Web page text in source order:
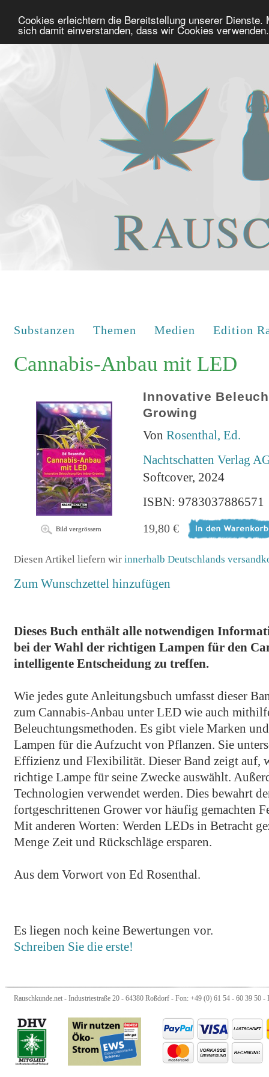
Cookies erleichtern die Bereitstellung unserer
sich damit einverstanden, dass wir Cookies
Substanzen Themen Medien Edition
Cannabis-Anbau mit LED
Bild vergrössern
Innovative
Growing
Von Rosenthal, Ed.
Nachtschatten Verlag
Softcover, 2024
ISBN: 9783037886571
19,80 €
Diesen Artikel liefern wir innerhalb Deutschlands
Zum Wunschzettel hinzufügen
Dieses Buch enthält alle notwendigen
bei der Wahl der richtigen Lampen für den
intelligente Entscheidung zu treffen.
Wie jedes gute Anleitungsbuch umfasst dieser
zum Cannabis-Anbau unter LED wie auch
Beleuchtungsmethoden. Es gibt viele Marken
Lampen für die Aufzucht von Pflanzen. Sie
Effizienz und Flexibilität. Dieser Band zeigt auf,
richtige Lampe für seine Zwecke auswählt.
Technologien verwendet werden. Dies bewahrt
fortgeschrittenen Grower vor häufig gemachten
Mit anderen Worten: Werden LEDs in Betracht
Menge Zeit und Rückschläge ersparen.
Aus dem Vorwort von Ed Rosenthal.
Es liegen noch keine Bewertungen vor.
Schreiben Sie die erste!
Rauschkunde.net - Industriestraße 20 - 64380 Roßdorf - Fon: +49 (0) 61 54 - 60 39 50